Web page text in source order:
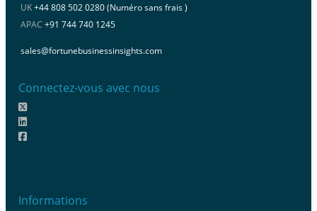
UK+44 808 502 0280 (Numéro sans frais )
APAC +91 744 740 1245
sales@fortunebusinessinsights.com
Connectez-vous avec nous
Informations